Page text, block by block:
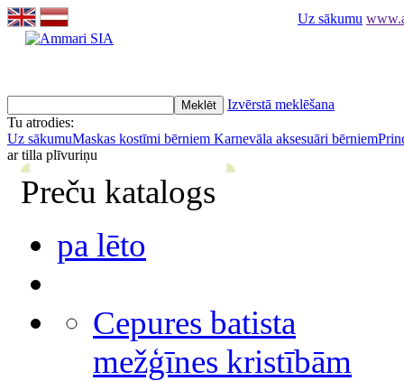
Uz sākumu
Izvērstā meklēšana
Tu atrodies:
Uz sākumuMaskas kostīmi bērniem Karnevāla aksesuāri bērniem
ar tilla plīvuriņu
Preču katalogs
pa lēto
Cepures batista
mežģīnes kristībām